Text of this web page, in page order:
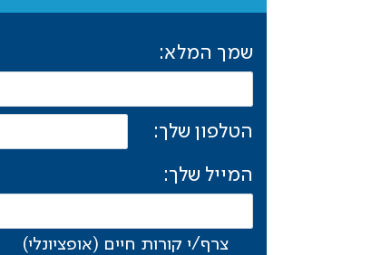
שמך המלא:
הטלפון שלך:
המייל שלך:
צרף/י קורות חיים (אופציונלי)